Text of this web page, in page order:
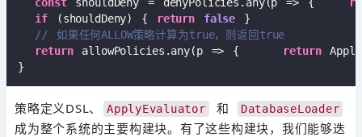
const shouldDeny = denyPolicies.any(p => {
if (shouldDeny) { return false }
// 如果任何ALLOW策略计算为true，则返回true
return allowPolicies.any(p => { return
策略定义DSL、 ApplyEvaluator 和 DatabaseLoader
成为整个系统的主要构建块。有了这些构建块，我们能够迭